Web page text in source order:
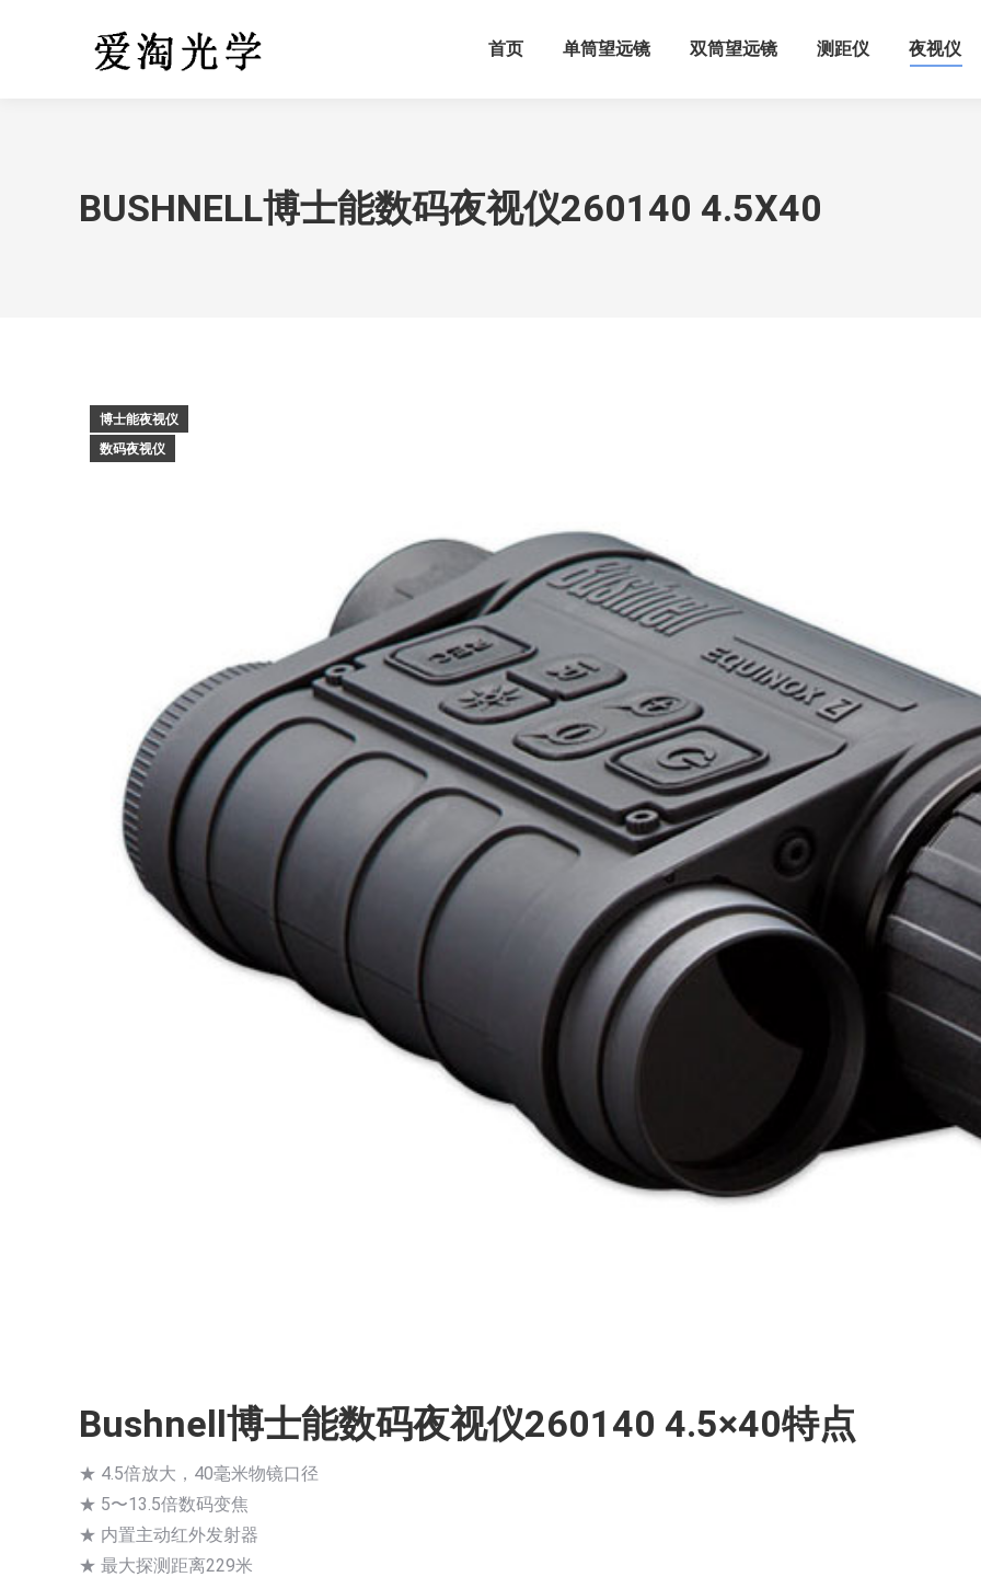
首页 单筒望远镜 双筒望远镜 测距仪 夜视仪
BUSHNELL博士能数码夜视仪260140 4.5X40
博士能夜视仪
数码夜视仪
Bushnell博士能数码夜视仪260140 4.5×40特点
★ 4.5倍放大，40毫米物镜口径
★ 5〜13.5倍数码变焦
★ 内置主动红外发射器
★ 最大探测距离229米